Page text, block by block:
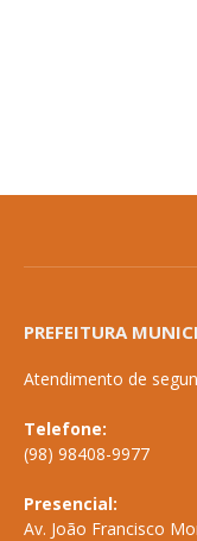
PREFEITURA
Atendimento de
Telefone:
(98) 98408-9977
Presencial:
Av. João Francisco